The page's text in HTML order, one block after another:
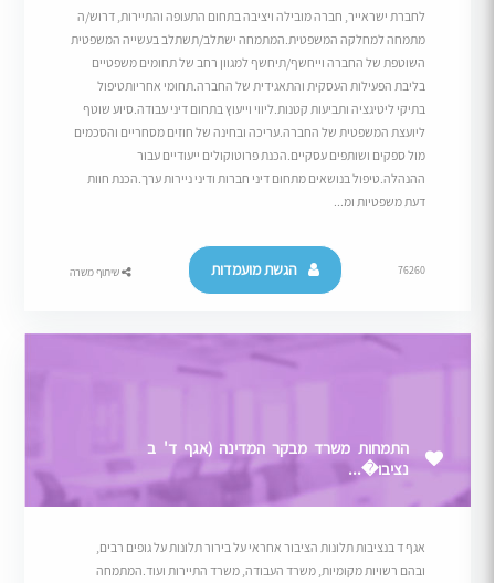
לחברת ישראייר, חברה מובילה ויציבה בתחום התעופה והתיירות, דרוש/ה
מתמחה למחלקה המשפטית.המתמחה ישתלב/תשתלב בעשייה המשפטית
השוטפת של החברה וייחשף/תיחשף למגוון רחב של תחומים משפטיים
בליבת הפעילות העסקית והתאגידית של החברה.תחומי אחריותטיפול
בתיקי ליטיגציה ותביעות קטנות.ליווי וייעוץ בתחום דיני עבודה.סיוע שוטף
ליועצת המשפטית של החברה.עריכה ובחינה של חוזים מסחריים והסכמים
מול ספקים ושותפים עסקיים.הכנת פרוטוקולים ייעודיים עבור
ההנהלה.טיפול בנושאים מתחום דיני חברות ודיני ניירות ערך.הכנת חוות
דעת משפטיות ומ...
76260 הגשת מועמדות שיתוף משרה
התמחות משרד מבקר המדינה (אגף ד' ב
נציבו�...
אגף ד בנציבות תלונות הציבור אחראי על בירור תלונות על גופים רבים,
ובהם רשויות מקומיות, משרד העבודה, משרד התיירות ועוד.המתמחה